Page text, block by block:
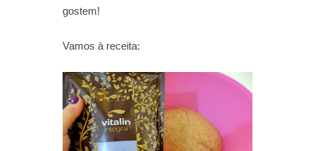
gostem!
Vamos à receita: